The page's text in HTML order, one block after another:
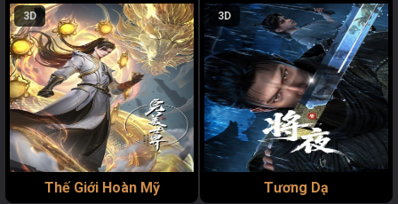
3D
Thế Giới Hoàn Mỹ
3D
Tương Dạ